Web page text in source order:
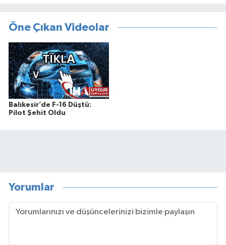
Öne Çıkan Videolar
Balıkesir’de F-16 Düştü:
Pilot Şehit Oldu
Yorumlar